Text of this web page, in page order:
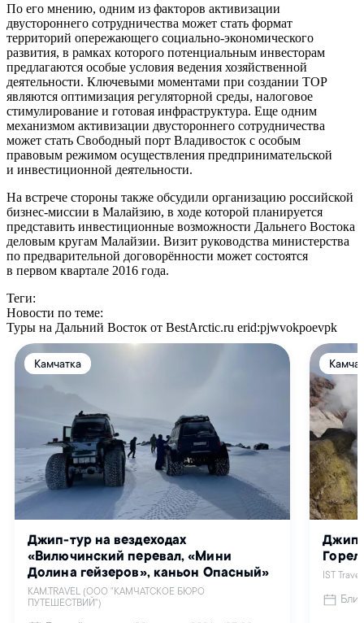
По его мнению, одним из факторов активизации
двустороннего сотрудничества может стать формат
территорий опережающего социально-экономического
развития, в рамках которого потенциальным инвесторам
предлагаются особые условия ведения хозяйственной
деятельности. Ключевыми моментами при создании ТОР
являются оптимизация регуляторной среды, налоговое
стимулирование и готовая инфраструктура. Еще одним
механизмом активизации двустороннего сотрудничества
может стать Свободный порт Владивосток с особым
правовым режимом осуществления предпринимательской
и инвестиционной деятельности.
На встрече стороны также обсудили организацию российской
бизнес-миссии в Малайзию, в ходе которой планируется
представить инвестиционные возможности Дальнего Востока
деловым кругам Малайзии. Визит руководства министерства
по предварительной договорённости может состоятся
в первом квартале 2016 года.
Теги:
Новости по теме:
Туры на Дальний Восток от BestArctic.ru erid:pjwvokpoevpk